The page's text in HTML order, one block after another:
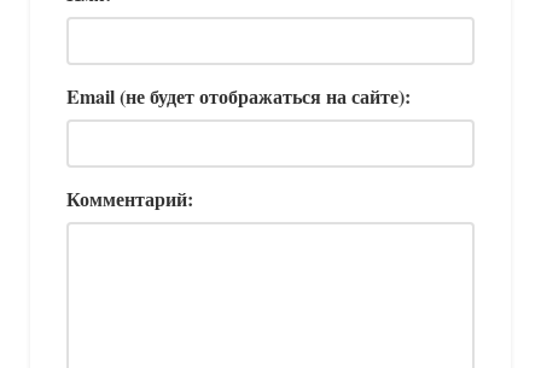
Email (не будет отображаться на сайте):
Комментарий: